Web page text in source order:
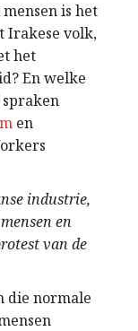
is het
Irakese volk,
het
En welke
en
industrie,
en
van de
die normale